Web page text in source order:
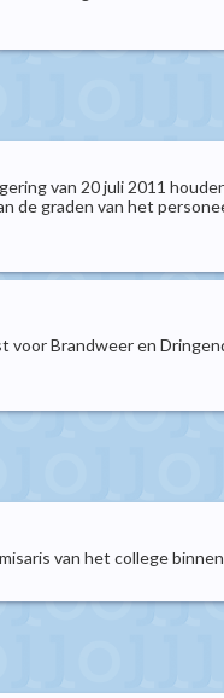
van 20 juli 2011
de graden van het
Brandweer en
van het college